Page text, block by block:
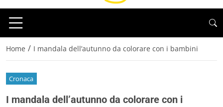
Home / I mandala dell’autunno da colorare con i bambini
Cronaca
I mandala dell’autunno da colorare con i